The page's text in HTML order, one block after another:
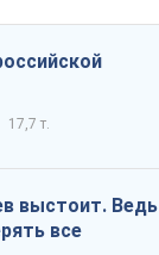
17,7 т.
выстоит. Ведь
все